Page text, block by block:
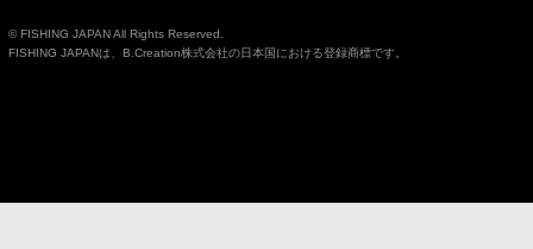
© FISHING JAPAN All Rights Reserved.
FISHING JAPANは、B.Creation株式会社の日本国における登録商標です。